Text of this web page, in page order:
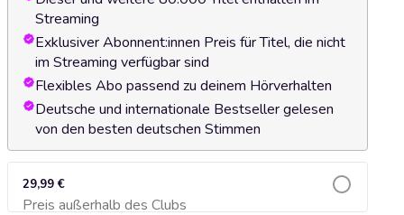
Streaming
Exklusiver Abonnent:innen Preis für Titel, die nicht
im Streaming verfügbar sind
Flexibles Abo passend zu deinem Hörverhalten
Deutsche und internationale Bestseller gelesen
von den besten deutschen Stimmen
29,99 €
Preis außerhalb des ClubsZum Warenkorb hinzufügen